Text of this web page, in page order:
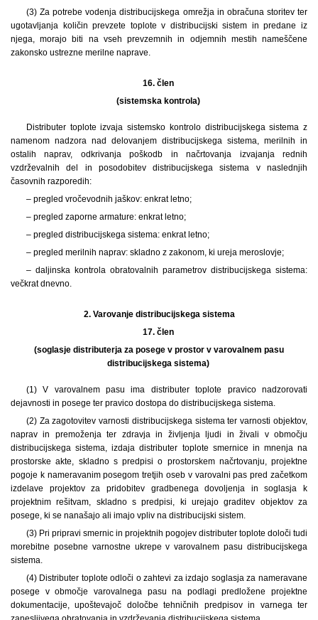
(3) Za potrebe vodenja distribucijskega omrežja in obračuna storitev ter
ugotavljanja količin prevzete toplote v distribucijski sistem in predane iz
njega, morajo biti na vseh prevzemnih in odjemnih mestih nameščene
zakonsko ustrezne merilne naprave.
16. člen
(sistemska kontrola)
Distributer toplote izvaja sistemsko kontrolo distribucijskega sistema z
namenom nadzora nad delovanjem distribucijskega sistema, merilnih in
ostalih naprav, odkrivanja poškodb in načrtovanja izvajanja rednih
vzdrževalnih del in posodobitev distribucijskega sistema v naslednjih
časovnih razporedih:
– pregled vročevodnih jaškov: enkrat letno;
– pregled zaporne armature: enkrat letno;
– pregled distribucijskega sistema: enkrat letno;
– pregled merilnih naprav: skladno z zakonom, ki ureja meroslovje;
– daljinska kontrola obratovalnih parametrov distribucijskega sistema:
večkrat dnevno.
2. Varovanje distribucijskega sistema
17. člen
(soglasje distributerja za posege v prostor v varovalnem pasu
distribucijskega sistema)
(1) V varovalnem pasu ima distributer toplote pravico nadzorovati
dejavnosti in posege ter pravico dostopa do distribucijskega sistema.
(2) Za zagotovitev varnosti distribucijskega sistema ter varnosti objektov,
naprav in premoženja ter zdravja in življenja ljudi in živali v območju
distribucijskega sistema, izdaja distributer toplote smernice in mnenja na
prostorske akte, skladno s predpisi o prostorskem načrtovanju, projektne
pogoje k nameravanim posegom tretjih oseb v varovalni pas pred začetkom
izdelave projektov za pridobitev gradbenega dovoljenja in soglasja k
projektnim rešitvam, skladno s predpisi, ki urejajo graditev objektov za
posege, ki se nanašajo ali imajo vpliv na distribucijski sistem.
(3) Pri pripravi smernic in projektnih pogojev distributer toplote določi tudi
morebitne posebne varnostne ukrepe v varovalnem pasu distribucijskega
sistema.
(4) Distributer toplote odloči o zahtevi za izdajo soglasja za nameravane
posege v območje varovalnega pasu na podlagi predložene projektne
dokumentacije, upoštevajoč določbe tehničnih predpisov in varnega ter